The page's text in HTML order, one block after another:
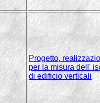
Progetto,
per la misura dell'
di edificio verticali